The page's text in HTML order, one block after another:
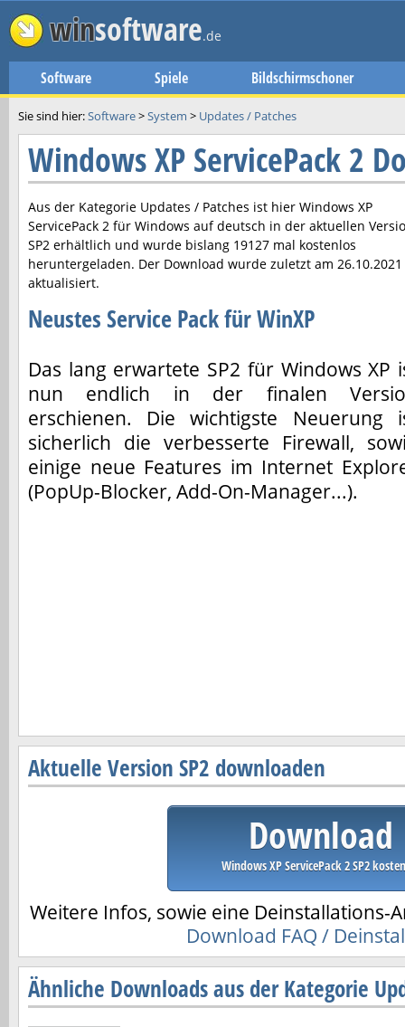
winsoftware.de
Software Spiele Bildschirmschoner
Sie sind hier:Software>System > Updates / Patches
Windows XP ServicePack 2
Aus der Kategorie Updates / Patches ist hier Windows XP
ServicePack 2 für Windows auf deutsch in der aktuellen
SP2 erhältlich und wurde bislang 19127 mal kostenlos
heruntergeladen. Der Download wurde zuletzt am 26.10.2021
aktualisiert.
Neustes Service Pack für WinXP
Das lang erwartete SP2 für Windows XP
nun endlich in der finalen
erschienen. Die wichtigste Neuerung
sicherlich die verbesserte Firewall,
einige neue Features im Internet
(PopUp-Blocker, Add-On-Manager...).
Aktuelle Version SP2 downloaden
Download
Windows XP ServicePack 2 SP2
Weitere Infos, sowie eine Deinstallations-
Download FAQ /
Ähnliche Downloads aus der Kategorie